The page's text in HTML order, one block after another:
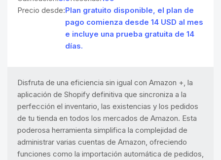
Precio desde:Plan gratuito disponible, el plan de
pago comienza desde 14 USD al mes
e incluye una prueba gratuita de 14
días.
Disfruta de una eficiencia sin igual con Amazon +, la
aplicación de Shopify definitiva que sincroniza a la
perfección el inventario, las existencias y los pedidos
de tu tienda en todos los mercados de Amazon. Esta
poderosa herramienta simplifica la complejidad de
administrar varias cuentas de Amazon, ofreciendo
funciones como la importación automática de pedidos,